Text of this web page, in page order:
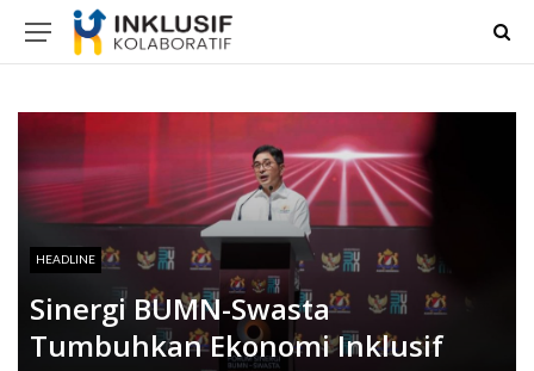
HEADLINE
Sinergi BUMN-Swasta
Tumbuhkan Ekonomi Inklusif